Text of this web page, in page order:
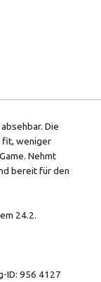
Die
fit, weniger
Nehmt
bereit für den
24.2.
ID: 956 4127